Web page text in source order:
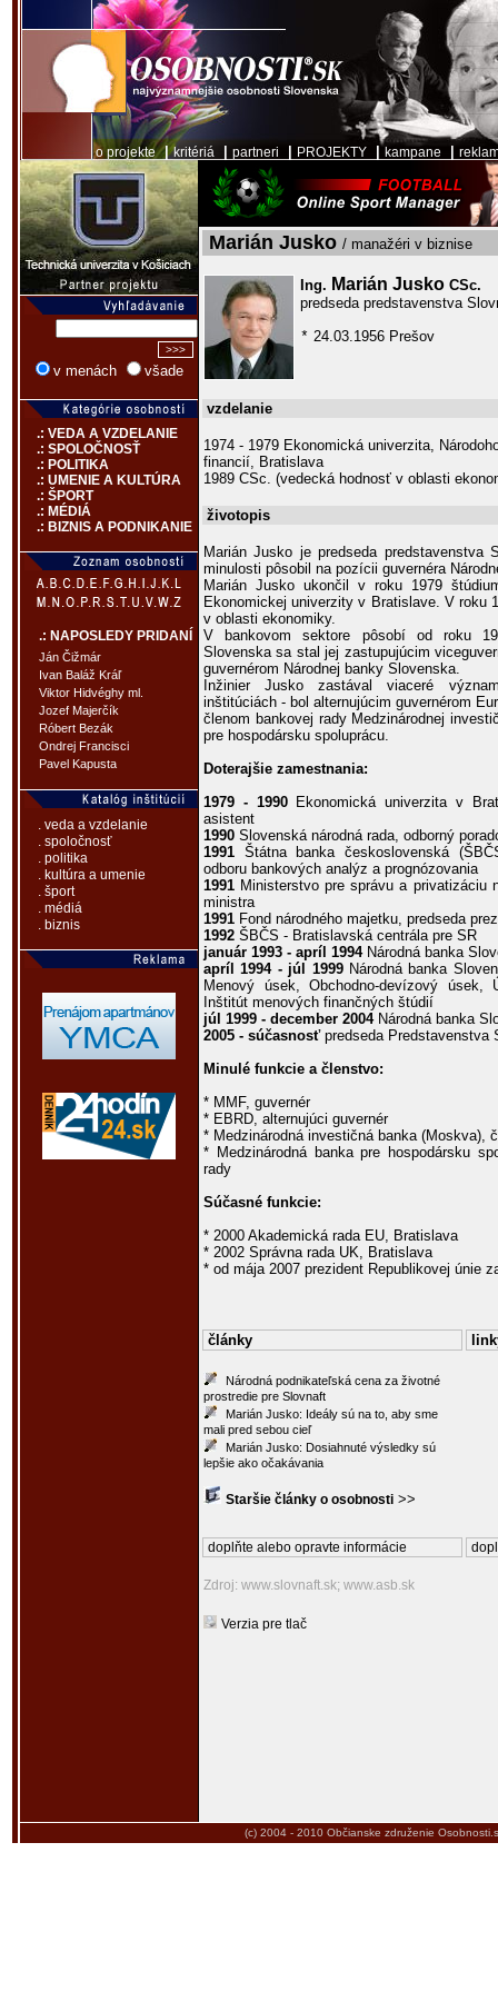
o projekte|kritériá partneri PROJEKTY kampane
v menách všade
.: VEDA A VZDELANIE
.: SPOLOČNOSŤ
.: POLITIKA
.: UMENIE A KULTÚRA
.: ŠPORT
.: MÉDIÁ
.: BIZNIS A PODNIKANIE
.: NAPOSLEDY PRIDANÍ
Ján Čižmár
Ivan Baláž Kráľ
Viktor Hidvéghy ml.
Jozef Majerčík
Róbert Bezák
Ondrej Francisci
Pavel Kapusta
. veda a vzdelanie
. spoločnosť
. politika
. kultúra a umenie
. šport
. médiá
. biznis
Marián Jusko / manažéri v biznise
Ing. Marián Jusko CSc.
predseda predstavenstva
* 24.03.1956 Prešov
vzdelanie
1974 - 1979 Ekonomická univerzita,
financií, Bratislava
1989 CSc. (vedecká hodnosť v oblasti
životopis
Marián Jusko je predseda predstavenstva
minulosti pôsobil na pozícii guvernéra
Marián Jusko ukončil v roku 1979
Ekonomickej univerzity v Bratislave. V roku
v oblasti ekonomiky.
V bankovom sektore pôsobí od roku
Slovenska sa stal jej zastupujúcim
guvernérom Národnej banky Slovenska.
Inžinier Jusko zastával viaceré
inštitúciách - bol alternujúcim guvernérom
členom bankovej rady Medzinárodnej
pre hospodársku spoluprácu.
Doterajšie zamestnania:
1979 - 1990Ekonomická univerzita v
asistent
1990 Slovenská národná rada, odborný
1991 Štátna banka československá
odboru bankových analýz a prognózovania
1991 Ministerstvo pre správu a privatizáciu
ministra
1991 Fond národného majetku, predseda
1992 ŠBČS - Bratislavská centrála pre SR
január 1993 - apríl 1994Národná banka
apríl 1994 - júl 1999Národná banka
Menový úsek, Obchodno-devízový úsek,
Inštitút menových finančných štúdií
júl 1999 - december 2004Národná banka
2005 - súčasnosťpredseda Predstavenstva
Minulé funkcie a členstvo:
* MMF, guvernér
* EBRD, alternujúci guvernér
* Medzinárodná investičná banka (Moskva),
* Medzinárodná banka pre hospodársku
rady
Súčasné funkcie:
* 2000 Akademická rada EU, Bratislava
* 2002 Správna rada UK, Bratislava
* od mája 2007 prezident Republikovej únie
články
Národná podnikateľská cena za životné
prostredie pre Slovnaft
Marián Jusko: Ideály sú na to, aby sme
mali pred sebou cieľ
Marián Jusko: Dosiahnuté výsledky sú
lepšie ako očakávania
Staršie články o osobnosti >>
doplňte alebo opravte informácie
Zdroj: www.slovnaft.sk; www.asb.sk
Verzia pre tlač
(c) 2004 - 2010 Občianske združenie